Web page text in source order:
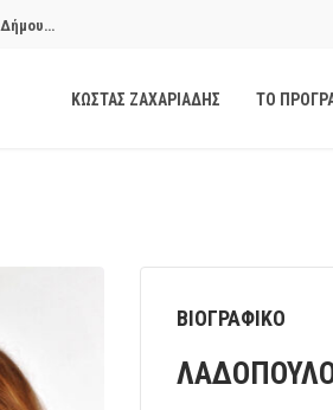
για το μακροχρόνιο σκάνδαλο των
των εγκύων αιρετών μετά από την παρέμβαση
Ανοιχτής Πόλης στην 27η συνεδρίαση του
Ανοιχτής Πόλης στην 29η συνεδρίαση του
ΚΩΣΤΑΣ ΖΑΧΑΡΙΑΔΗΣ ΤΟ
ΒΙΟΓΡΑΦΙΚΟ